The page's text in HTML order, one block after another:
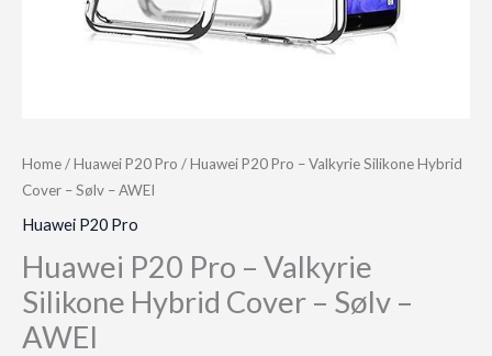
Home/Huawei P20 Pro / Huawei P20 Pro – Valkyrie Silikone Hybrid
Cover – Sølv – AWEI
Huawei P20 Pro
Huawei P20 Pro – Valkyrie
Silikone Hybrid Cover – Sølv –
AWEI